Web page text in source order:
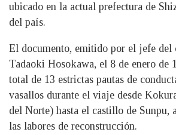
ubicado en la actual prefectura de
del país.
El documento, emitido por el jefe del
Tadaoki Hosokawa, el 8 de enero de
total de 13 estrictas pautas de
vasallos durante el viaje desde
del Norte) hasta el castillo de Sunpu,
las labores de reconstrucción.